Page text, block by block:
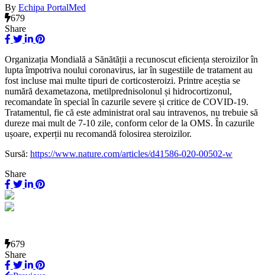
By Echipa PortalMed
679
Share
Organizația Mondială a Sănătății a recunoscut eficiența steroizilor în
lupta împotriva noului coronavirus, iar în sugestiile de tratament au
fost incluse mai multe tipuri de corticosteroizi. Printre aceștia se
numără dexametazona, metilprednisolonul și hidrocortizonul,
recomandate în special în cazurile severe și critice de COVID-19.
Tratamentul, fie că este administrat oral sau intravenos, nu trebuie să
dureze mai mult de 7-10 zile, conform celor de la OMS. În cazurile
ușoare, experții nu recomandă folosirea steroizilor.
Sursă: https://www.nature.com/articles/d41586-020-00502-w
Share
679
Share